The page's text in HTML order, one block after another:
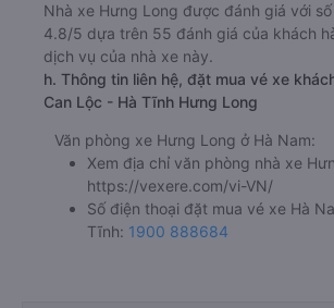
Nhà xe Hưng Long được đánh giá với
4.8/5 dựa trên 55 đánh giá của khách
dịch vụ của nhà xe này.
h. Thông tin liên hệ, đặt mua vé xe
Can Lộc - Hà Tĩnh Hưng Long
Văn phòng xe Hưng Long ở Hà Nam:
Xem địa chỉ văn phòng nhà xe
https://vexere.com/vi-VN/
Số điện thoại đặt mua vé xe Hà
Tĩnh: 1900 888684